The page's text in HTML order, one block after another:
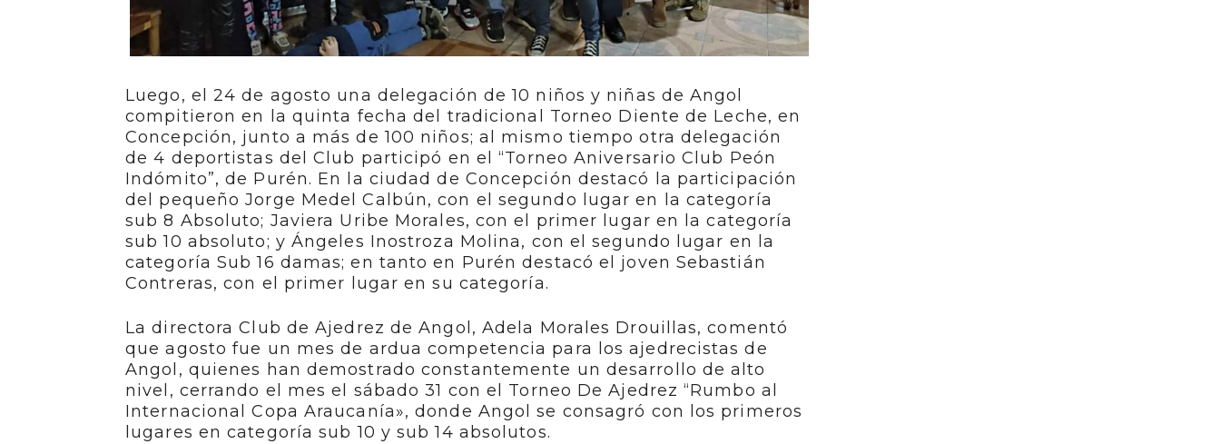
Luego, el 24 de agosto una delegación de 10 niños y niñas de Angol
compitieron en la quinta fecha del tradicional Torneo Diente de Leche, en
Concepción, junto a más de 100 niños; al mismo tiempo otra delegación
de 4 deportistas del Club participó en el “Torneo Aniversario Club Peón
Indómito”, de Purén. En la ciudad de Concepción destacó la participación
del pequeño Jorge Medel Calbún, con el segundo lugar en la categoría
sub 8 Absoluto; Javiera Uribe Morales, con el primer lugar en la categoría
sub 10 absoluto; y Ángeles Inostroza Molina, con el segundo lugar en la
categoría Sub 16 damas; en tanto en Purén destacó el joven Sebastián
Contreras, con el primer lugar en su categoría.
La directora Club de Ajedrez de Angol, Adela Morales Drouillas, comentó
que agosto fue un mes de ardua competencia para los ajedrecistas de
Angol, quienes han demostrado constantemente un desarrollo de alto
nivel, cerrando el mes el sábado 31 con el Torneo De Ajedrez “Rumbo al
Internacional Copa Araucanía», donde Angol se consagró con los primeros
lugares en categoría sub 10 y sub 14 absolutos.